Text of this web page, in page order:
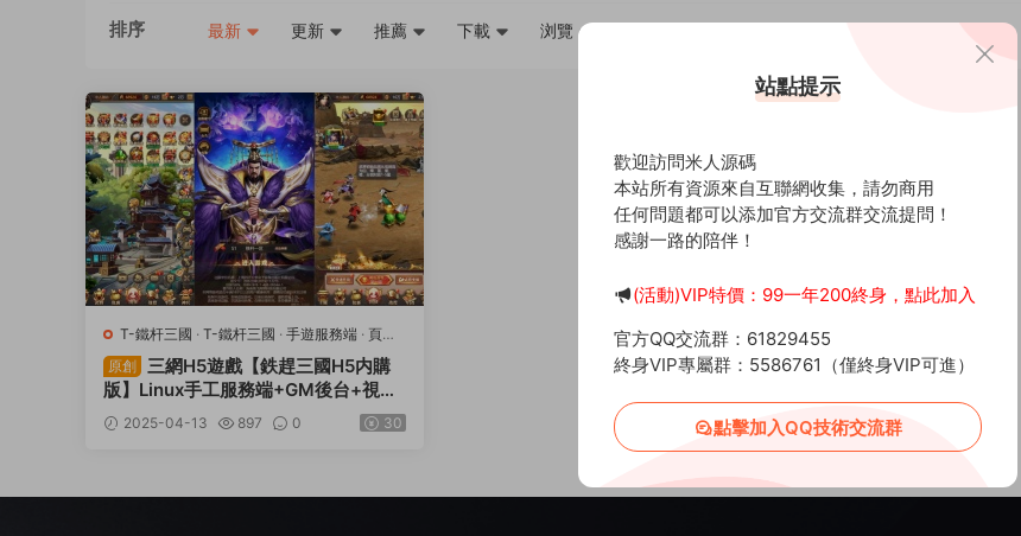
排序 最新 更新 推薦 下載 浏覽
T-鐵杆三國 · T-鐵杆三國 · 手遊服務端 · 頁遊
服務端
原創
三網H5遊戲【鉄趕三國H5内購
版】Linux手工服務端+GM後台+視頻
架設教程
2025-04-13 897 0 30
站點提示
歡迎訪問米人源碼
本站所有資源來自互聯網收集，請勿商用
任何問題都可以添加官方交流群交流提問！
感謝一路的陪伴！
(活動)VIP特價：99一年200終身，點此加入
官方QQ交流群：61829455
終身VIP專屬群：5586761（僅終身VIP可進）
點擊加入QQ技術交流群